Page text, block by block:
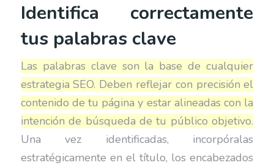
Identifica correctamente
tus palabras clave
Las palabras clave son la base de cualquier
estrategia SEO. Deben reflejar con precisión el
contenido de tu página y estar alineadas con la
intención de búsqueda de tu público objetivo.
Una vez identificadas, incorpóralas
estratégicamente en el título, los encabezados